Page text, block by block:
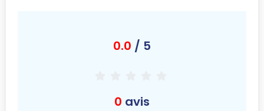
0.0 / 5
0 avis